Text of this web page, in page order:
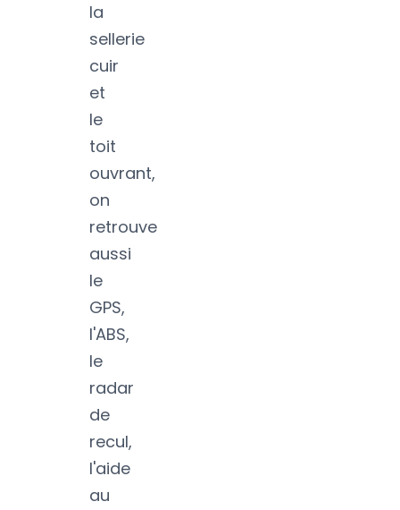
la
sellerie
cuir
et
le
toit
ouvrant,
on
retrouve
aussi
le
GPS,
l'ABS,
le
radar
de
recul,
l'aide
au